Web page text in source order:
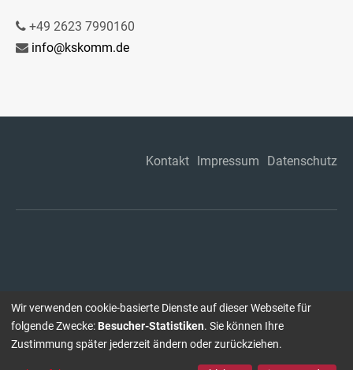
+49 2623 7990160
info@kskomm.de
Kontakt Impressum Datenschutz
Wir verwenden cookie-basierte Dienste auf dieser Webseite für
folgende Zwecke: Besucher-Statistiken. Sie können Ihre
Zustimmung später jederzeit ändern oder zurückziehen.